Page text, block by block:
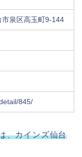
泉区高玉町9-144
845/
、カインズ仙台